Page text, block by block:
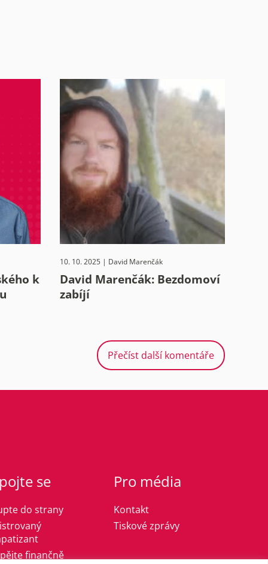
k
10. 10. 2025 | David Marenčák
David Marenčák: Bezdomoví
zabíjí
Přečíst další komentáře
se
do strany
finančně
Pro média
Kontakt
Tiskové zprávy